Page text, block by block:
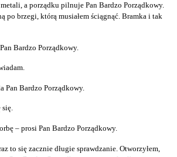
a porządku pilnuje Pan Bardzo Porządkowy.
po brzegi, którą musiałem ściągnąć. Bramka i tak
Bardzo Porządkowy.
Pan Bardzo Porządkowy.
się.
– prosi Pan Bardzo Porządkowy.
to się zacznie długie sprawdzanie. Otworzyłem,